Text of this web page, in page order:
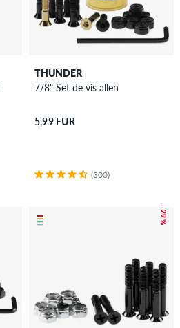
THUNDER
7/8" Set de vis allen
5,99 EUR
(300)
– 29 %